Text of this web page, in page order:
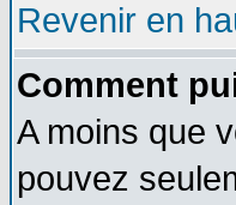
Revenir en
Comment
A moins que
pouvez